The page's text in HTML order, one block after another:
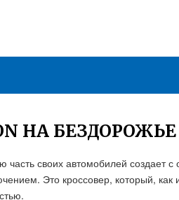
НА
своих автомобилей создает
Это кроссовер, который,